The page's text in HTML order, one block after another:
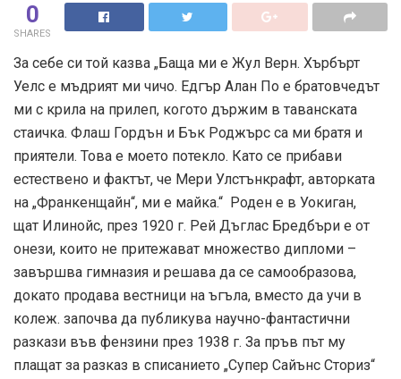
0
SHARES
За себе си той казва „Баща ми е Жул Верн. Хърбърт
Уелс е мъдрият ми чичо. Едгър Алан По е братовчедът
ми с крила на прилеп, когото държим в таванската
стаичка. Флаш Гордън и Бък Роджърс са ми братя и
приятели. Това е моето потекло. Като се прибави
естествено и фактът, че Мери Улстънкрафт, авторката
на „Франкенщайн“, ми е майка.“ Роден е в Уокиган,
щат Илинойс, през 1920 г. Рей Дъглас Бредбъри е от
онези, които не притежават множество дипломи –
завършва гимназия и решава да се самообразова,
докато продава вестници на ъгъла, вместо да учи в
колеж. започва да публикува научно-фантастични
разкази във фензини през 1938 г. За пръв път му
плащат за разказ в списанието „Супер Сайънс Сториз“